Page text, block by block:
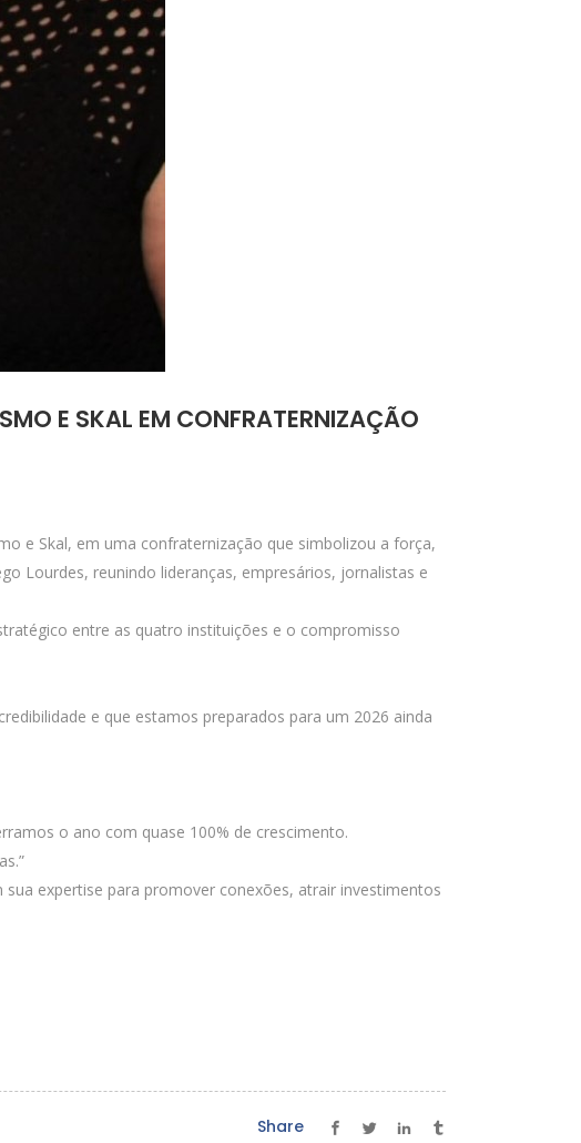
E SKAL EM CONFRATERNIZAÇÃO
e Skal, em uma confraternização que simbolizou a força,
Lourdes, reunindo lideranças, empresários, jornalistas e
entre as quatro instituições e o compromisso
e que estamos preparados para um 2026 ainda
o ano com quase 100% de crescimento.
expertise para promover conexões, atrair investimentos
Share